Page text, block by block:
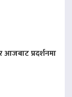
प्रदर्शनमा